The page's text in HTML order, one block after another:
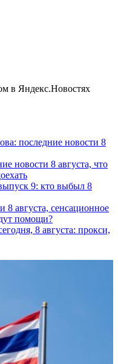
в Яндекс.Новостях
последние новости 8
новости 8 августа, что
9: кто выбыл 8
8 августа, сенсационное
помощи?
8 августа: прокси,